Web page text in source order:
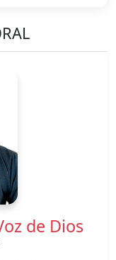
de Dios